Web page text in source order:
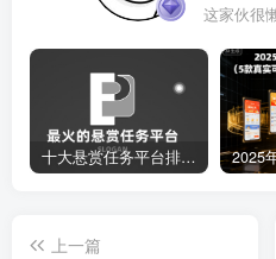
这家伙很
十大悬赏任务平台排行榜（全网最好的悬赏任务平台）
上一篇